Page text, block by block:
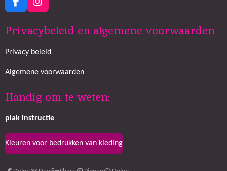
F
a
e
o
k
I
n
t
g
a
Privacybeleid en algemene voorwaarden
Privacy beleid
Algemene voorwaarden
Handig om te weten:
plak instructie
Kleuren voor bedrukken van kleding